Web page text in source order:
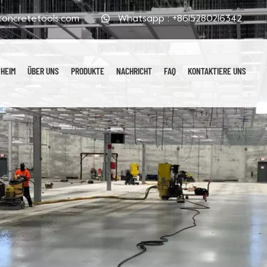
Whatsapp :+8615280216342
HEIM ÜBER UNS PRODUKTE NACHRICHT FAQ KONTAKTIERE UNS